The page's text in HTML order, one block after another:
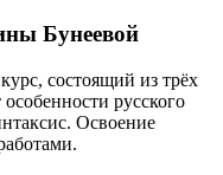
Бунеевой
состоящий из трёх
русского
Освоение